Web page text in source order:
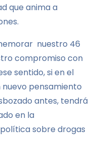
que anima a
nuestro 46
compromiso con
sentido, si en el
pensamiento
antes, tendrá
en la
sobre drogas